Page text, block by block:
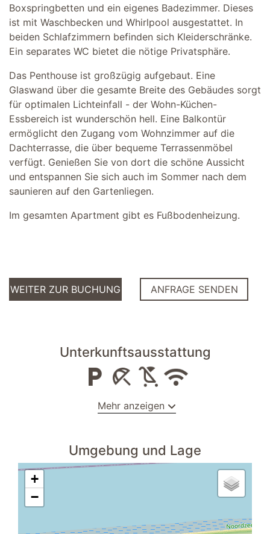
Boxspringbetten und ein eigenes Badezimmer. Dieses
ist mit Waschbecken und Whirlpool ausgestattet. In
beiden Schlafzimmern befinden sich Kleiderschränke.
Ein separates WC bietet die nötige Privatsphäre.
Das Penthouse ist großzügig aufgebaut. Eine
Glaswand über die gesamte Breite des Gebäudes sorgt
für optimalen Lichteinfall - der Wohn-Küchen-
Essbereich ist wunderschön hell. Eine Balkontür
ermöglicht den Zugang vom Wohnzimmer auf die
Dachterrasse, die über bequeme Terrassenmöbel
verfügt. Genießen Sie von dort die schöne Aussicht
und entspannen Sie sich auch im Sommer nach dem
saunieren auf den Gartenliegen.
Im gesamten Apartment gibt es Fußbodenheizung.
WEITER ZUR BUCHUNG ANFRAGE SENDEN
Unterkunftsausstattung
Mehr anzeigen
Kleiderschrank
Kinderbett
Boxspringbett 180 x 200 m
Allgemein
Haustiere verboten
Umgebung und Lage
+
−